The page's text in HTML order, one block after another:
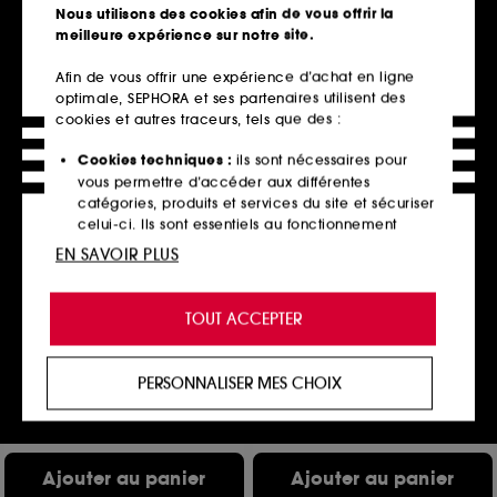
Ajouter au panier Ajouter au panier
LE MONDE GOURMAND
9
Ajouter au panier
Nouveauté
NUXE
Huile Prodigieuse® Or
Florale Roll-On
Huile Sèche Multi-Fonctions
23
46,00€
76,67€ /100ml
Ajouter au panier
Nouveauté
Nous utilisons des cookies afin de vous offrir la
meilleure expérience sur notre site.
Afin de vous offrir une expérience d’achat en ligne
optimale, SEPHORA et ses partenaires utilisent des
cookies et autres traceurs, tels que des :
Cookies techniques : ils sont nécessaires pour
vous permettre d’accéder aux différentes
catégories, produits et services du site et sécuriser
celui-ci. Ils sont essentiels au fonctionnement
technique du site et ne peuvent être désactivés.
de vous offrir une expérience enrichie et
personnalisée en vous recommandant des
produits, des services et des contenus qui
proposer des offres promotionnelles adaptées à
votre profil.
Cookies réseaux sociaux et publicité :ils sont
utilisés pour vous présenter du contenu susceptible
TOUT ACCEPTER
PERSONNALISER MES CHOIX
EN SAVOIR PLUS